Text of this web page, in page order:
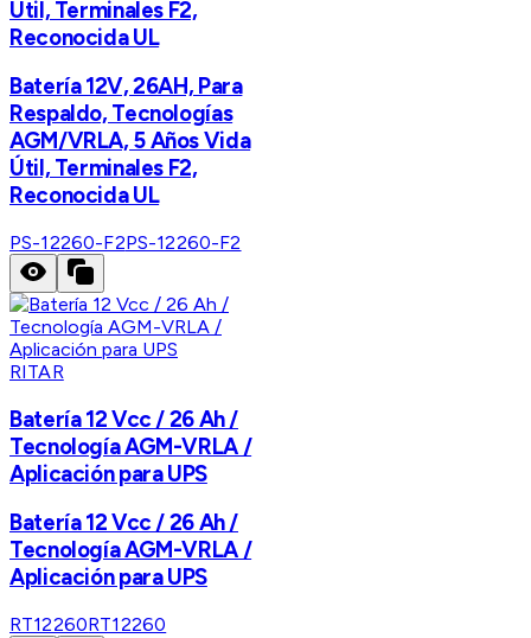
Útil, Terminales F2,
Reconocida UL
Batería 12V, 26AH, Para
Respaldo, Tecnologías
AGM/VRLA, 5 Años Vida
Útil, Terminales F2,
Reconocida UL
PS-12260-F2PS-12260-F2
RITAR
Batería 12 Vcc / 26 Ah /
Tecnología AGM-VRLA /
Aplicación para UPS
Batería 12 Vcc / 26 Ah /
Tecnología AGM-VRLA /
Aplicación para UPS
RT12260RT12260